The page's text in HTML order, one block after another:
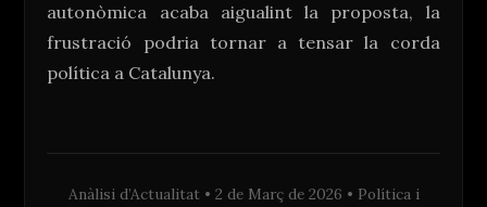
autonòmica acaba aigualint la proposta, la
frustració podria tornar a tensar la corda
política a Catalunya.
Anàlisi d’Actualitat • 2 de Març de 2026 • Política i